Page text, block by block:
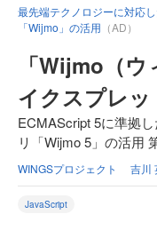
最先端テクノロジーに対応
「Wijmo」の活用 （AD）
「Wijmo（
イクスプレ
ECMAScript 5に準拠
リ「Wijmo 5」の活用
WINGSプロジェクト 吉川
JavaScript